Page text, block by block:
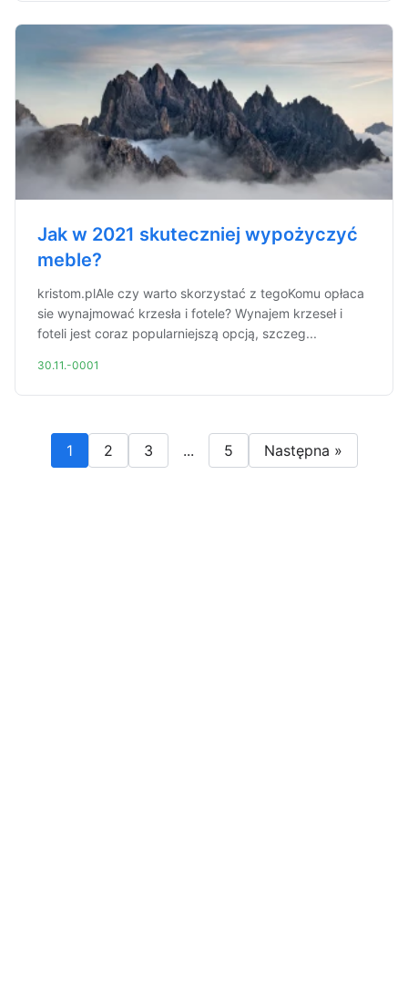
Jak w 2021 skuteczniej wypożyczyć
meble?
kristom.plAle czy warto skorzystać z tegoKomu opłaca
sie wynajmować krzesła i fotele? Wynajem krzeseł i
foteli jest coraz popularniejszą opcją, szczeg...
30.11.-0001
1 2 3 ... 5 Następna »